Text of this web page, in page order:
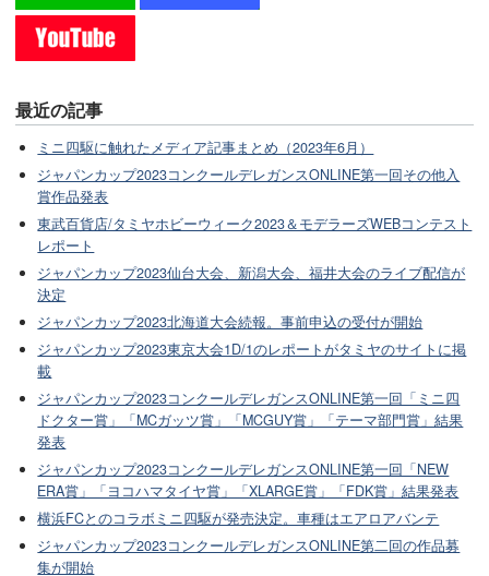
最近の記事
ミニ四駆に触れたメディア記事まとめ（2023年6月）
ジャパンカップ2023コンクールデレガンスONLINE第一回その他入
賞作品発表
東武百貨店/タミヤホビーウィーク2023＆モデラーズWEBコンテスト
レポート
ジャパンカップ2023仙台大会、新潟大会、福井大会のライブ配信が
決定
ジャパンカップ2023北海道大会続報。事前申込の受付が開始
ジャパンカップ2023東京大会1D/1のレポートがタミヤのサイトに掲
載
ジャパンカップ2023コンクールデレガンスONLINE第一回「ミニ四
ドクター賞」「MCガッツ賞」「MCGUY賞」「テーマ部門賞」結果
発表
ジャパンカップ2023コンクールデレガンスONLINE第一回「NEW
ERA賞」「ヨコハマタイヤ賞」「XLARGE賞」「FDK賞」結果発表
横浜FCとのコラボミニ四駆が発売決定。車種はエアロアバンテ
ジャパンカップ2023コンクールデレガンスONLINE第二回の作品募
集が開始